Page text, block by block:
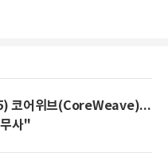
코어위브(CoreWeave)...
사"